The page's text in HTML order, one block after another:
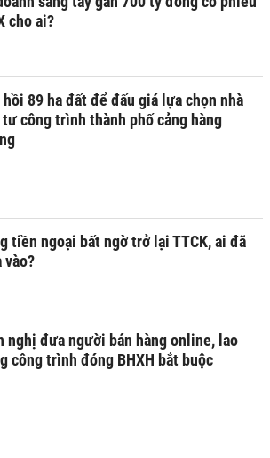
cho ai?
hồi 89 ha đất để đấu giá lựa chọn nhà
công trình thành phố cảng hàng
tiền ngoại bất ngờ trở lại TTCK, ai đã
vào?
nghị đưa người bán hàng online, lao
công trình đóng BHXH bắt buộc